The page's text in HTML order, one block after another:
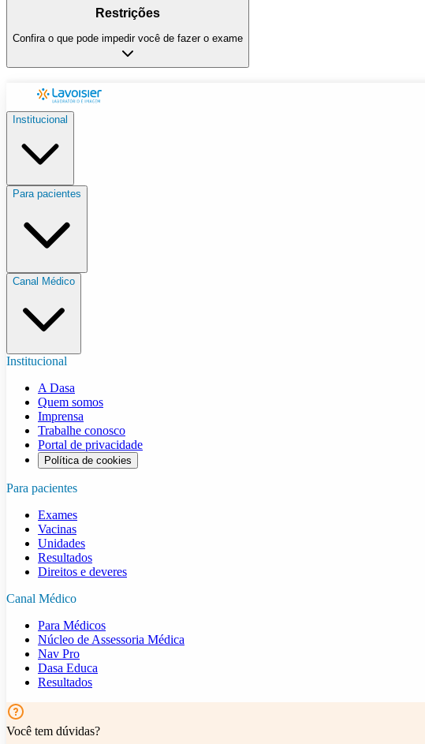
Restrições
Confira o que pode impedir você de fazer o exame
Institucional
Para pacientes
Canal Médico
Institucional
A Dasa
Quem somos
Imprensa
Trabalhe conosco
Portal de privacidade
Política de cookies
Para pacientes
Exames
Vacinas
Unidades
Resultados
Direitos e deveres
Canal Médico
Para Médicos
Núcleo de Assessoria Médica
Nav Pro
Dasa Educa
Resultados
Você tem dúvidas?